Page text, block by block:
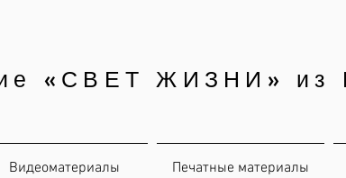
«СВЕТ ЖИЗНИ» из
Видеоматериалы Печатные материалы